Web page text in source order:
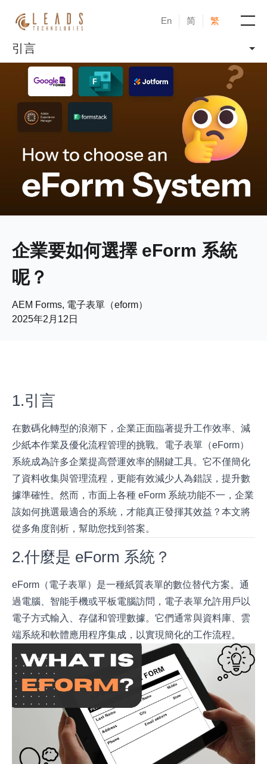
En 简 繁
產品
成功案例
新聞與活動
部落格
企業要如何選擇 eForm 系統
呢？
AEM Forms, 電子表單（eform）
2025年2月12日
引言
1.引言
在數碼化轉型的浪潮下，企業正面臨著提升工作效率、減
少紙本作業及優化流程管理的挑戰。電子表單（eForm）
系統成為許多企業提高營運效率的關鍵工具。它不僅簡化
了資料收集與管理流程，更能有效減少人為錯誤，提升數
據準確性。然而，市面上各種 eForm 系統功能不一，企業
該如何挑選最適合的系統，才能真正發揮其效益？本文將
從多角度剖析，幫助您找到答案。
2.什麼是 eForm 系統？
eForm（電子表單）是一種紙質表單的數位替代方案。通
過電腦、智能手機或平板電腦訪問，電子表單允許用戶以
電子方式輸入、存儲和管理數據。它們通常與資料庫、雲
端系統和軟體應用程序集成，以實現簡化的工作流程。